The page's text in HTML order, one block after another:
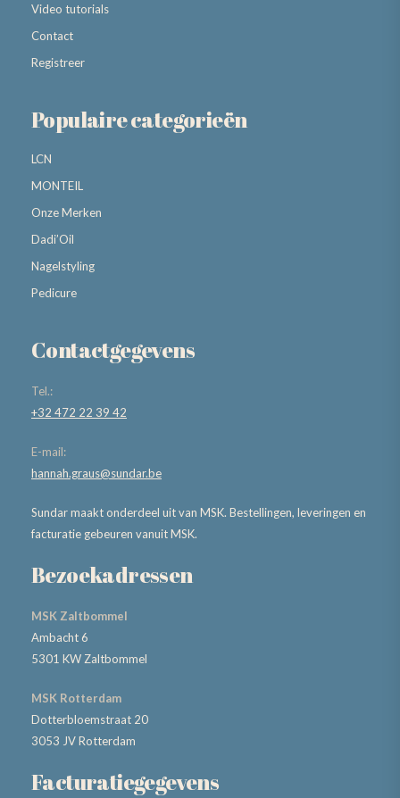
Video tutorials
Contact
Registreer
Populaire categorieën
LCN
MONTEIL
Onze Merken
Dadi’Oil
Nagelstyling
Pedicure
Contactgegevens
Tel.:
+32 472 22 39 42
E-mail:
hannah.graus@sundar.be
Sundar maakt onderdeel uit van MSK. Bestellingen, leveringen en
facturatie gebeuren vanuit MSK.
Bezoekadressen
MSK Zaltbommel
Ambacht 6
5301 KW Zaltbommel
MSK Rotterdam
Dotterbloemstraat 20
3053 JV Rotterdam
Facturatiegegevens